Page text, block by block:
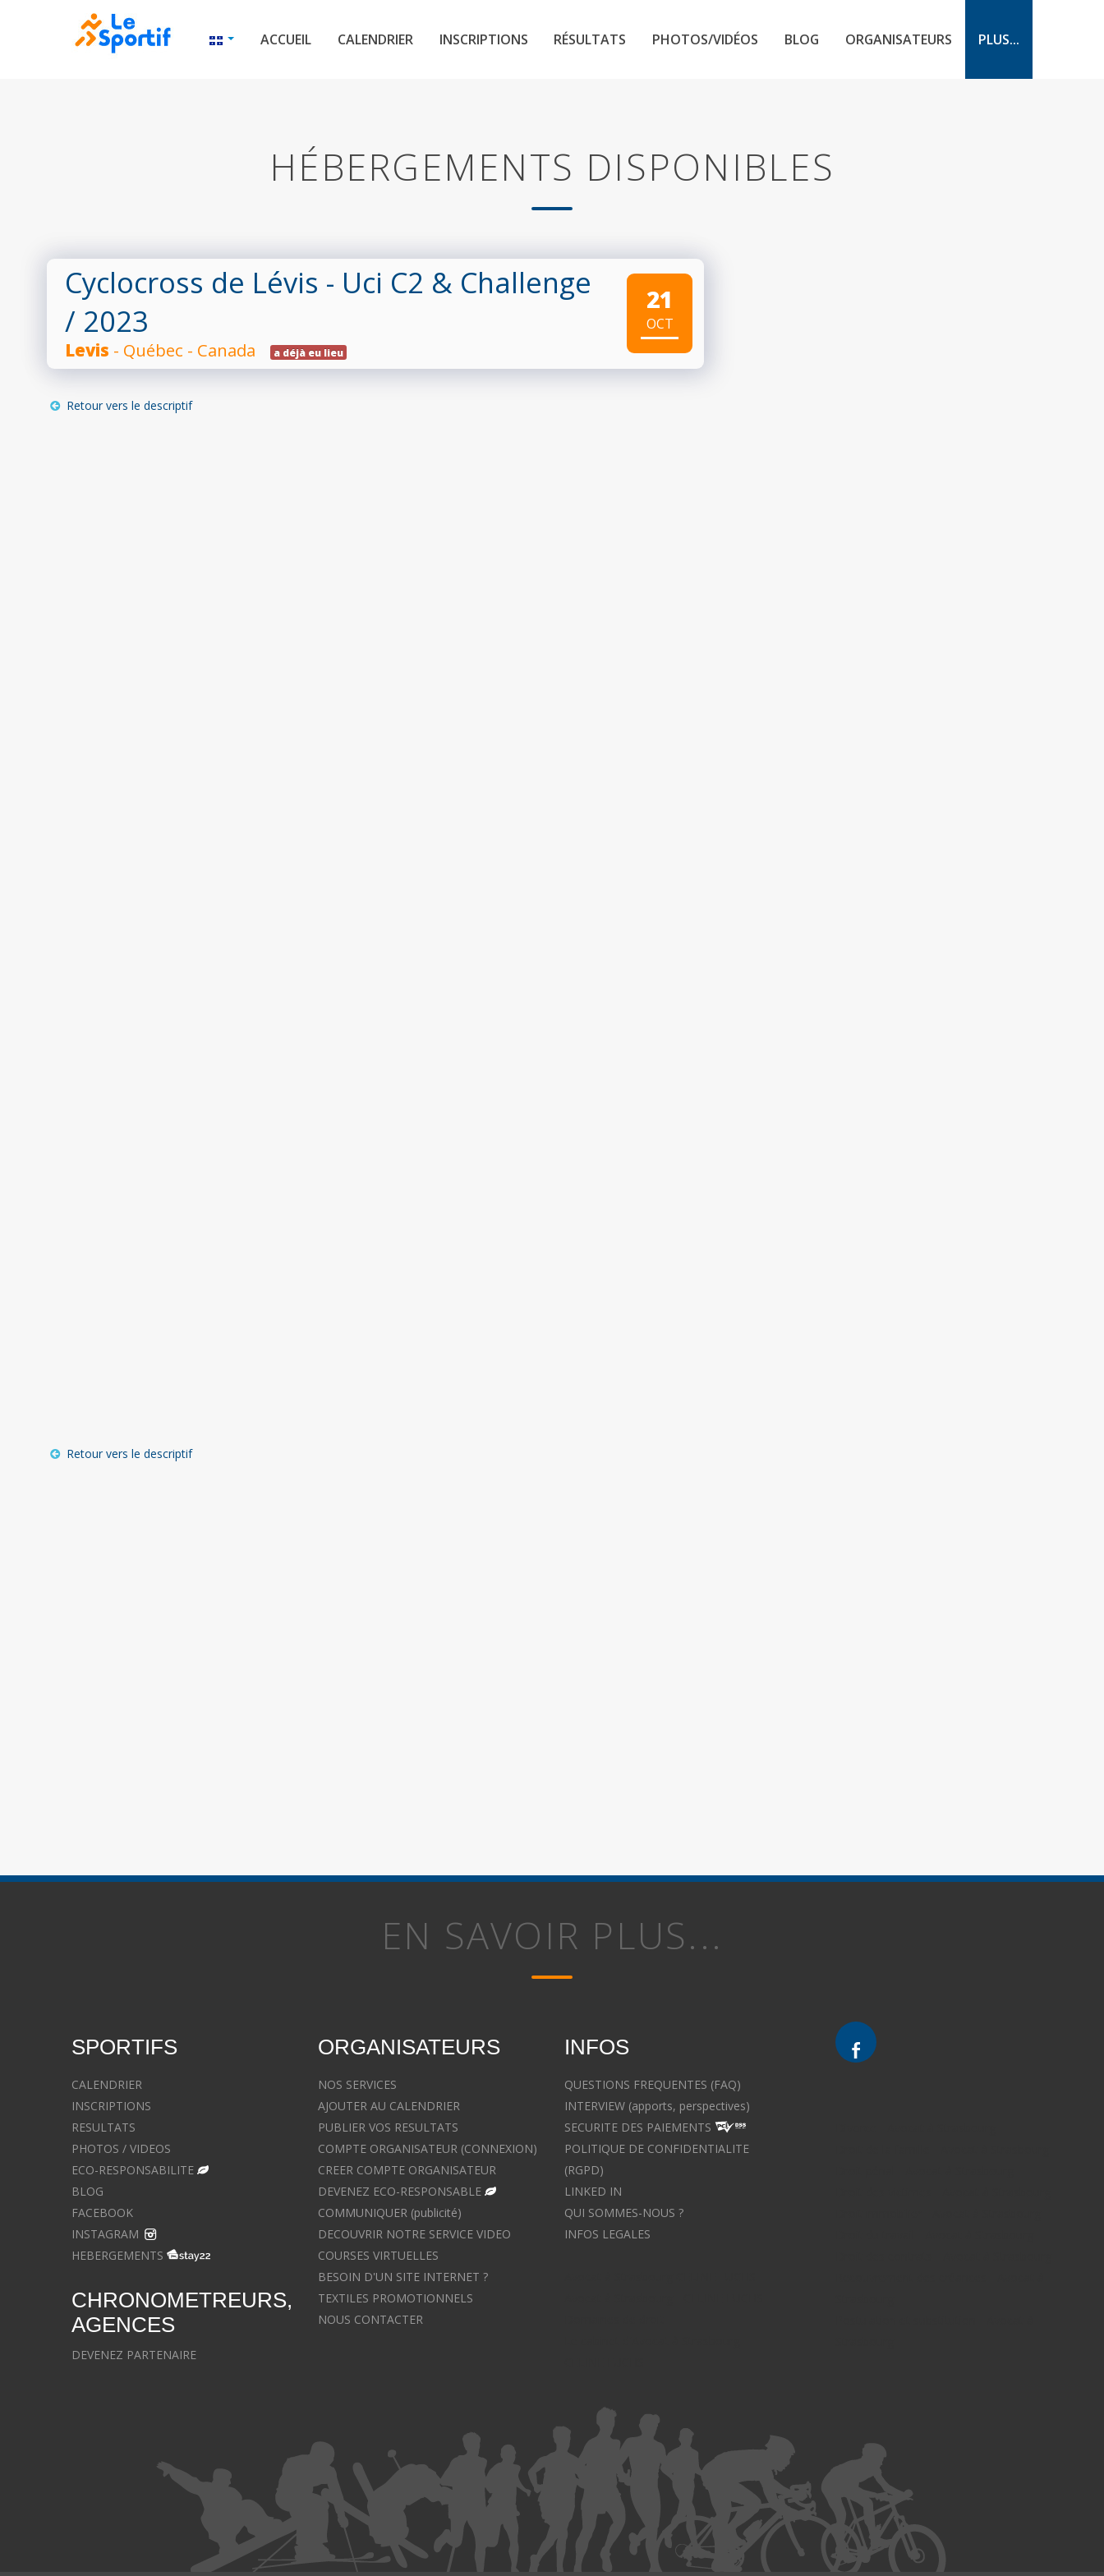
ACCUEIL CALENDRIER INSCRIPTIONS RÉSULTATS PHOTOS/VIDÉOS BLOG ORGANISATEURS PLUS...
HÉBERGEMENTS DISPONIBLES
Cyclocross de Lévis - Uci C2 & Challenge
/ 2023
Levis - Québec - Canada a déjà eu lieu
21
OCT
Retour vers le descriptif
Retour vers le descriptif
EN SAVOIR PLUS...
SPORTIFS
CALENDRIER
INSCRIPTIONS
RESULTATS
PHOTOS / VIDEOS
ECO-RESPONSABILITE
BLOG
FACEBOOK
INSTAGRAM
HEBERGEMENTS
CHRONOMETREURS,
AGENCES
DEVENEZ PARTENAIRE
ORGANISATEURS
NOS SERVICES
AJOUTER AU CALENDRIER
PUBLIER VOS RESULTATS
COMPTE ORGANISATEUR (CONNEXION)
CREER COMPTE ORGANISATEUR
DEVENEZ ECO-RESPONSABLE
COMMUNIQUER (publicité)
DECOUVRIR NOTRE SERVICE VIDEO
COURSES VIRTUELLES
BESOIN D'UN SITE INTERNET ?
TEXTILES PROMOTIONNELS
NOUS CONTACTER
INFOS
QUESTIONS FREQUENTES (FAQ)
INTERVIEW (apports, perspectives)
SECURITE DES PAIEMENTS
POLITIQUE DE CONFIDENTIALITE
(RGPD)
LINKED IN
QUI SOMMES-NOUS ?
INFOS LEGALES